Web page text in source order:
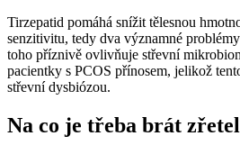
Tirzepatid pomáhá snížit tělesnou
senzitivitu, tedy dva významné
toho příznivě ovlivňuje střevní
pacientky s PCOS přínosem, jelikož
střevní dysbiózou.
Na co je třeba brát zřetel